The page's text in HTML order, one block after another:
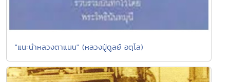
"แนะนำหลวงตาแนน" (หลวงปู่ดูลย์ อตุโล)